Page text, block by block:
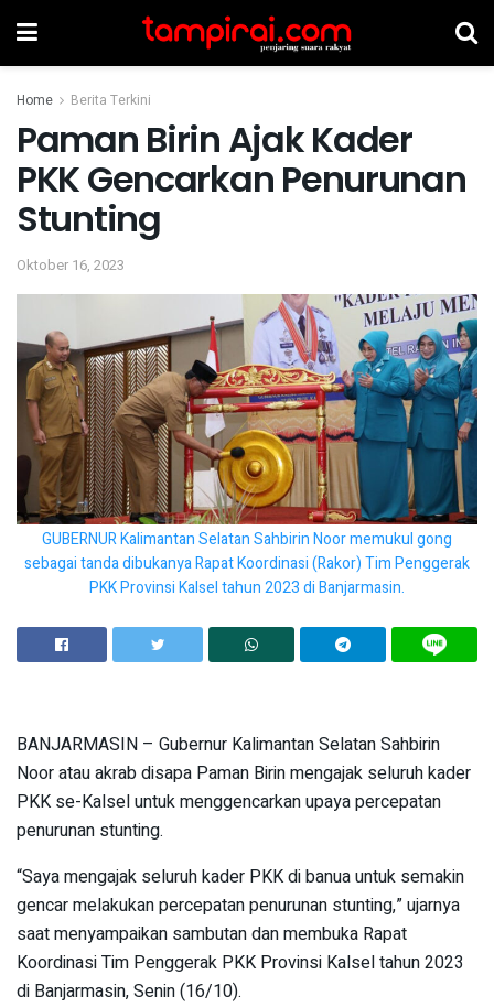
Home Berita Terkini
Paman Birin Ajak Kader
PKK Gencarkan Penurunan
Stunting
Oktober 16, 2023
GUBERNUR Kalimantan Selatan Sahbirin Noor memukul gong
sebagai tanda dibukanya Rapat Koordinasi (Rakor) Tim Penggerak
PKK Provinsi Kalsel tahun 2023 di Banjarmasin.
BANJARMASIN – Gubernur Kalimantan Selatan Sahbirin
Noor atau akrab disapa Paman Birin mengajak seluruh kader
PKK se-Kalsel untuk menggencarkan upaya percepatan
penurunan stunting.
“Saya mengajak seluruh kader PKK di banua untuk semakin
gencar melakukan percepatan penurunan stunting,” ujarnya
saat menyampaikan sambutan dan membuka Rapat
Koordinasi Tim Penggerak PKK Provinsi Kalsel tahun 2023
di Banjarmasin, Senin (16/10).